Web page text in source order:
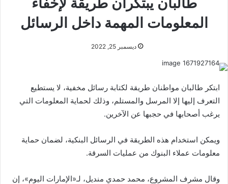
المعلومات المهمة داخل الرسائل
ديسمبر 25, 2022
ابتكر طالبان مواطنان طريقة لكتابة رسائل مخفية، لا يستطيع
التعرف إليها إلا المرسل والمستلم، وذلك لحماية المعلومات التي
يرغب أصحابها في حجبها عن الآخرين.
ويمكن استخدام هذه الطريقة في الرسائل البنكية، لضمان حماية
معلومات عملاء البنوك من عمليات السرقة.
وقال مشرف المشروع، محمد حمدي منديل، لـ«الإمارات اليوم»، إن